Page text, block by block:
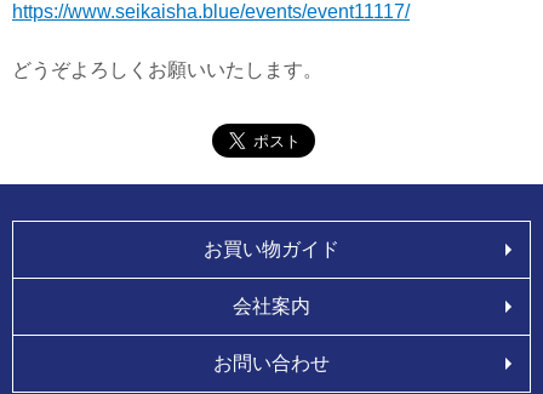
https://www.seikaisha.blue/events/event11117/
どうぞよろしくお願いいたします。
お買い物ガイド
会社案内
お問い合わせ